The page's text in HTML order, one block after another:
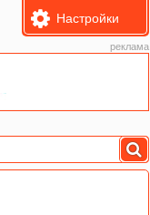
Настройки
реклама